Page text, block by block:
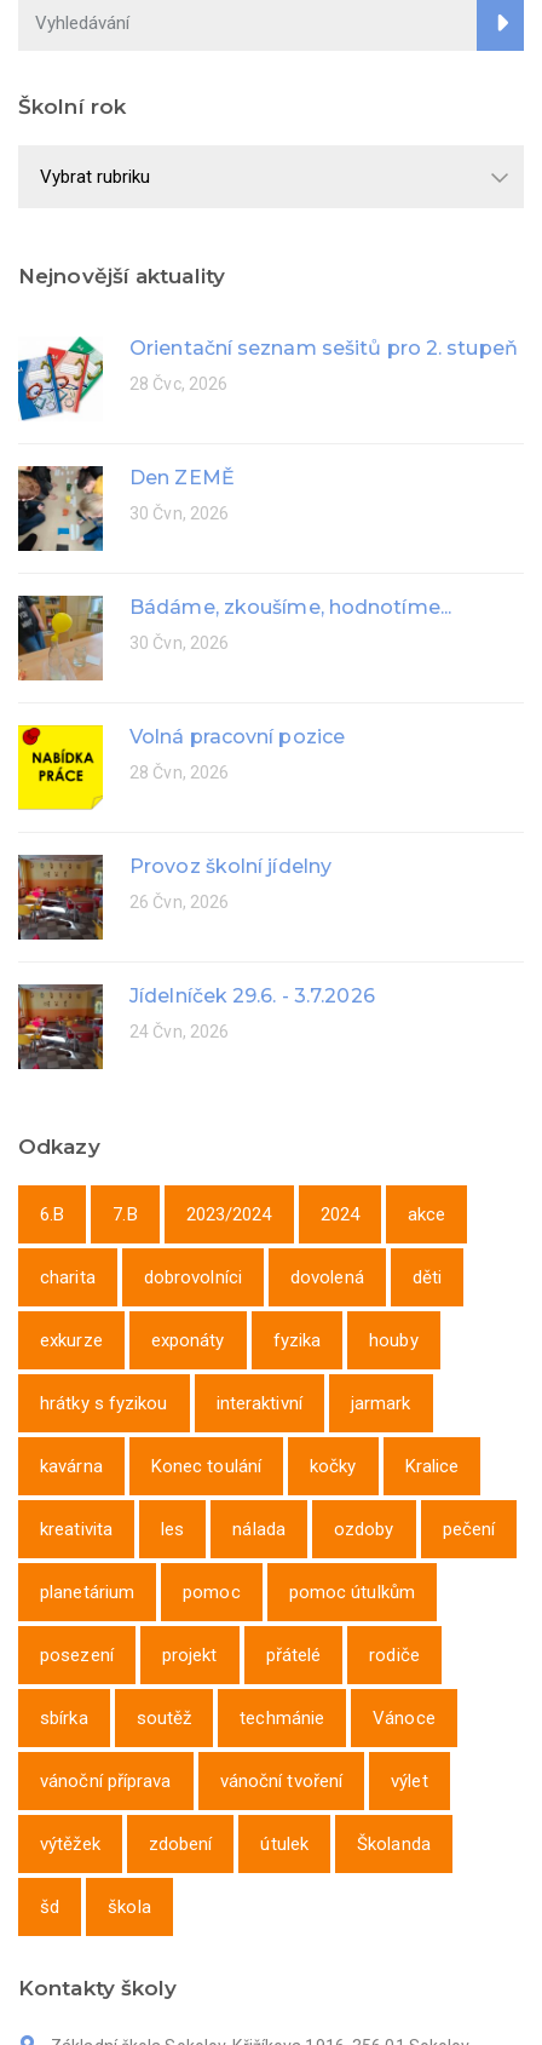
Školní rok
Nejnovější aktuality
Orientační seznam sešitů pro 2. stupeň
28 Čvc, 2026
Den ZEMĚ
30 Čvn, 2026
Bádáme, zkoušíme, hodnotíme...
30 Čvn, 2026
Volná pracovní pozice
28 Čvn, 2026
Provoz školní jídelny
26 Čvn, 2026
Jídelníček 29.6. - 3.7.2026
24 Čvn, 2026
Odkazy
6.B 7.B 2023/2024 2024 akce
charita dobrovolníci dovolená děti
exkurze exponáty fyzika houby
hrátky s fyzikou interaktivní jarmark
kavárna Konec toulání kočky Kralice
kreativita les nálada ozdoby pečení
planetárium pomoc pomoc útulkům
posezení projekt přátelé rodiče
sbírka soutěž techmánie Vánoce
vánoční příprava vánoční tvoření výlet
výtěžek zdobení útulek Školanda
šd škola
Kontakty školy